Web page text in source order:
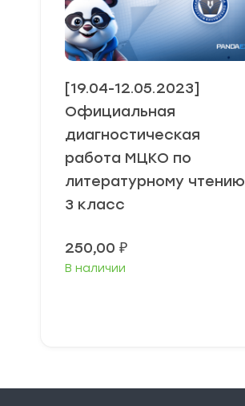
[19.04-12.05.2023]
Официальная
диагностическая
работа МЦКО по
литературному чтению
3 класс
250,00 ₽
В наличии